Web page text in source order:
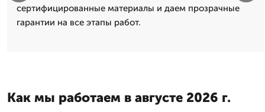
сертифицированные материалы и даем прозрачные
гарантии на все этапы работ.
Как мы работаем в августе 2026 г.